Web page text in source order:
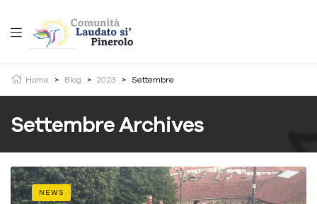
Home > Blog > 2023 > Settembre
Settembre Archives
NEWS